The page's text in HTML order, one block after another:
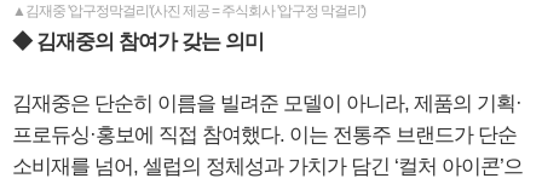
▲김재중 '압구정막걸리'(사진 제공 = 주식회사 '압구정 막걸리')
◆ 김재중의 참여가 갖는 의미
김재중은 단순히 이름을 빌려준 모델이 아니라, 제품의 기획·
프로듀싱·홍보에 직접 참여했다. 이는 전통주 브랜드가 단순
소비재를 넘어, 셀럽의 정체성과 가치가 담긴 ‘컬처 아이콘’으